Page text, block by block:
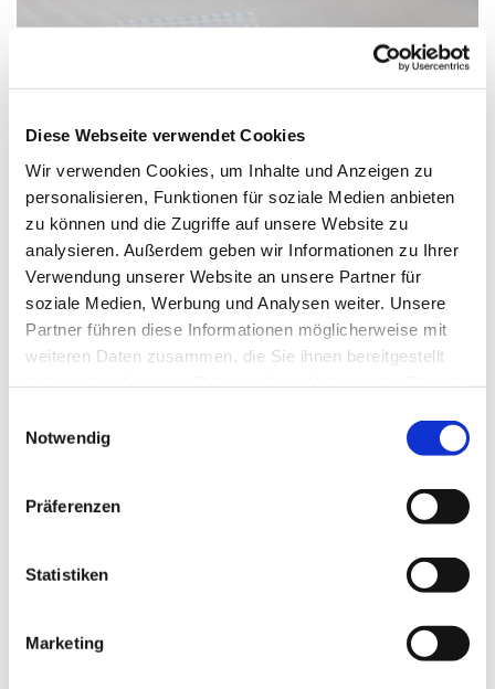
Diese Webseite verwendet Cookies
Wir verwenden Cookies, um Inhalte und Anzeigen zu
personalisieren, Funktionen für soziale Medien anbieten
zu können und die Zugriffe auf unsere Website zu
analysieren. Außerdem geben wir Informationen zu Ihrer
Verwendung unserer Website an unsere Partner für
soziale Medien, Werbung und Analysen weiter. Unsere
Partner führen diese Informationen möglicherweise mit
weiteren Daten zusammen, die Sie ihnen bereitgestellt
Notwendig
Präferenzen
Statistiken
Marketing
Donnerstag, 24. September 2026,
18:30 - 21:30 Uhr
Haddenhausen - Gemeindehaus,
Biemker Straße 23, 32429 Minden